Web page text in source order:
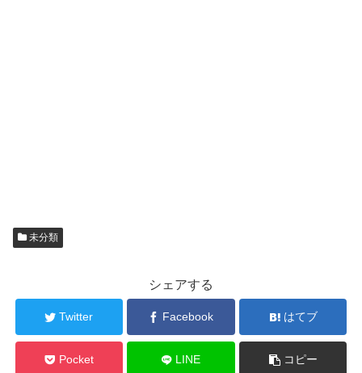
未分類
シェアする
Twitter Facebook はてブ
Pocket LINE コピー